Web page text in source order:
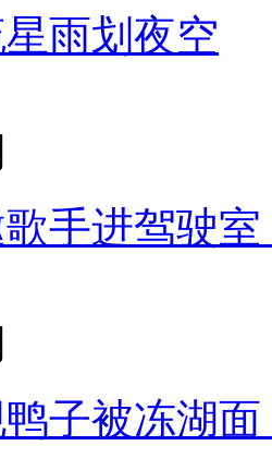
雨划夜空
手进驾驶
子被冻湖